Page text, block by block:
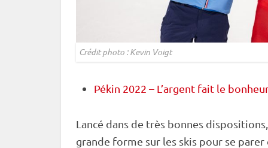
Crédit photo : Kevin Voigt
Pékin 2022 – L’argent fait le
Lancé dans de très bonnes
grande forme sur les skis pour se